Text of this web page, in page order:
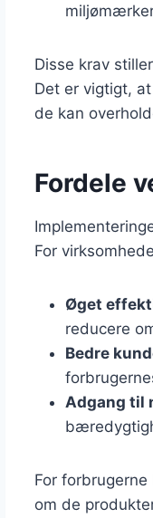
Disse krav
Det er vigtigt,
de kan
Fordele
For
Øget
reducere
Bedre
Adgang til
For
om de